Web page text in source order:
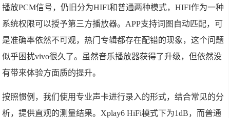
播放PCM信号，仍旧分为HIFI和普通两种模式，HIFI作为一种
系统权限可以授予第三方播放器。APP支持词图自动匹配，可
是准确率依然不可观，热门专辑都存在配错的现象，这个问题
似乎困扰vivo很久了。虽然音乐播放器获得了升级，但依然没
有带来体验方面质的提升。
按照惯例，我们使用专业声卡进行录入的形式，结合常见的分
析，提供直观的测量结果。Xplay6 HiFi模式下为1dB，而普通